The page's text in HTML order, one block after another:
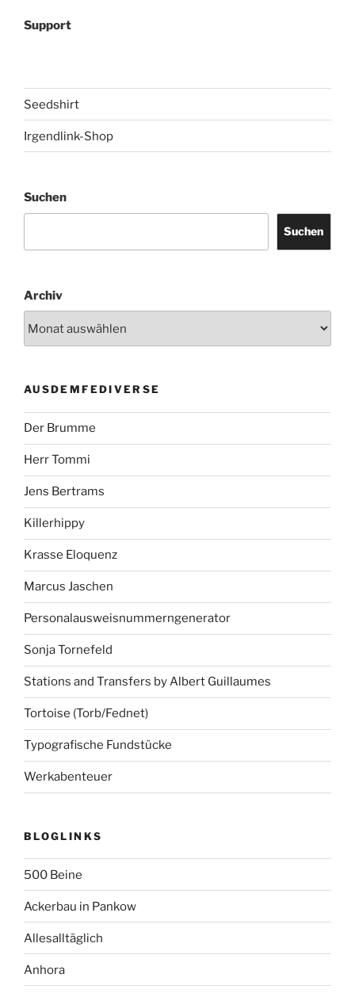
Support
Seedshirt
Irgendlink-Shop
Suchen
Suchen
Archiv
AUSDEMFEDIVERSE
Der Brumme
Herr Tommi
Jens Bertrams
Killerhippy
Krasse Eloquenz
Marcus Jaschen
Personalausweisnummerngenerator
Sonja Tornefeld
Stations and Transfers by Albert Guillaumes
Tortoise (Torb/Fednet)
Typografische Fundstücke
Werkabenteuer
BLOGLINKS
500 Beine
Ackerbau in Pankow
Allesalltäglich
Anhora